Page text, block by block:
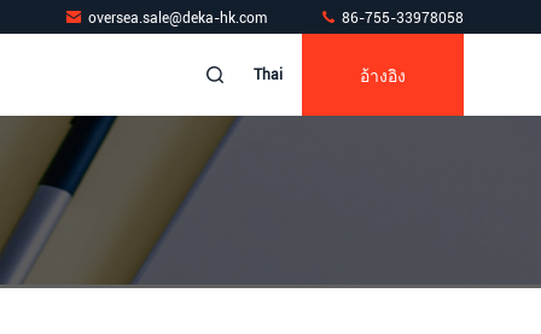
oversea.sale@deka-hk.com 86-755-33978058
Thai อ้างอิง